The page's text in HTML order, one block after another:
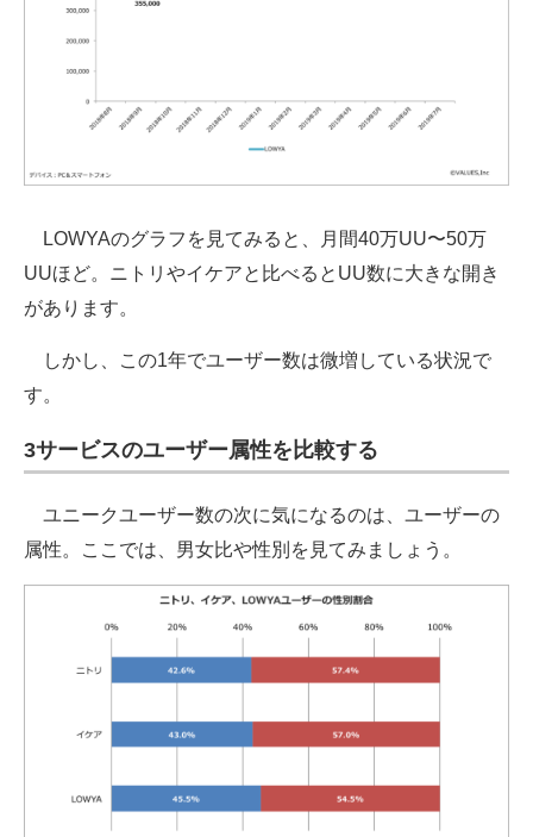
LOWYAのグラフを見てみると、月間40万UU〜50万
UUほど。ニトリやイケアと比べるとUU数に大きな開き
があります。
しかし、この1年でユーザー数は微増している状況で
す。
3サービスのユーザー属性を比較する
ユニークユーザー数の次に気になるのは、ユーザーの
属性。ここでは、男女比や性別を見てみましょう。